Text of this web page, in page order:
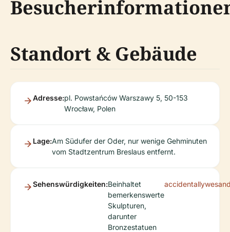
Standort & Gebäude
Adresse:pl. Powstańców Warszawy 5, 50-153
Wrocław, Polen
Lage:Am Südufer der Oder, nur wenige Gehminuten
vom Stadtzentrum Breslaus entfernt.
Sehenswürdigkeiten:Beinhaltet
bemerkenswerte
Skulpturen,
darunter
Bronzestatuen